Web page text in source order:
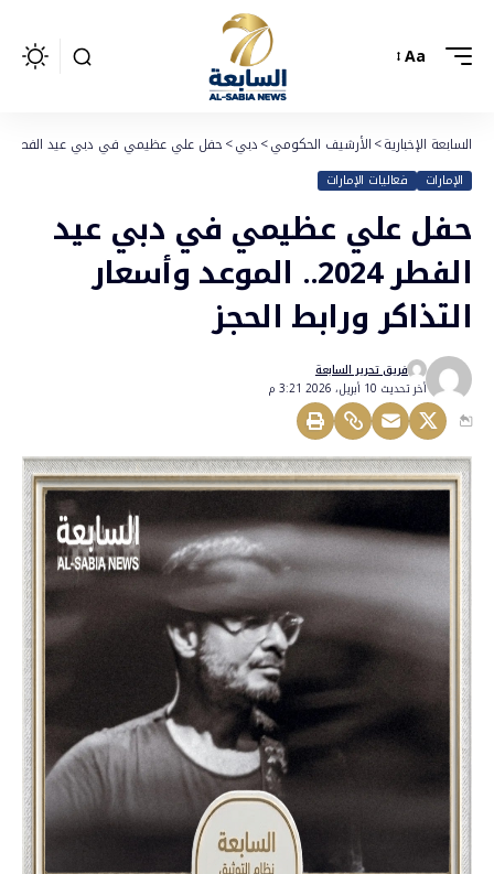
Aa
السابعة الإخبارية>الأرشيف الحكومي>دبي>حفل علي عظيمي في دبي عيد الفطر 2024.. الموعد وأسعار التذاكر ورابط الحجز
الإمارات فعاليات الإمارات
حفل علي عظيمي في دبي عيد
الفطر 2024.. الموعد وأسعار
التذاكر ورابط الحجز
أخر تحديث 10 أبريل، 2026 3:21 م
فريق تحرير السابعة